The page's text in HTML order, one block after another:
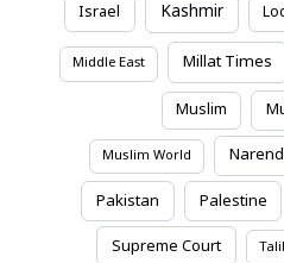
Israel Kashmir
Middle East Millat Times
Muslim
Muslim World
Pakistan Palestine
Supreme Court